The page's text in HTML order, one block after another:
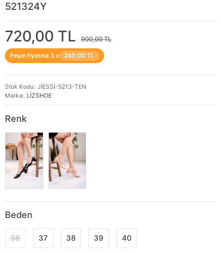
521324Y
720,00 TL 900,00 TL
Peşin fiyatına 3 x 240,00 TL
Stok Kodu JİESSİ-5213-TEN
Marka
LİZSHOE
Renk
Beden
36 37 38 39 40